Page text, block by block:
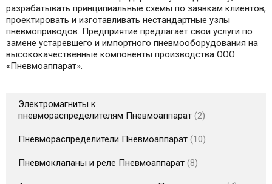
разрабатывать принципиальные схемы по заявкам клиентов,
проектировать и изготавливать нестандартные узлы
пневмоприводов. Предприятие предлагает свои услуги по
замене устаревшего и импортного пневмооборудования на
высококачественные компоненты производства ООО
«Пневмоаппарат».
Электромагниты к
пневмораспределителям Пневмоаппарат 2
Пневмораспределители Пневмоаппарат 10
Пневмоклапаны и реле Пневмоаппарат 8